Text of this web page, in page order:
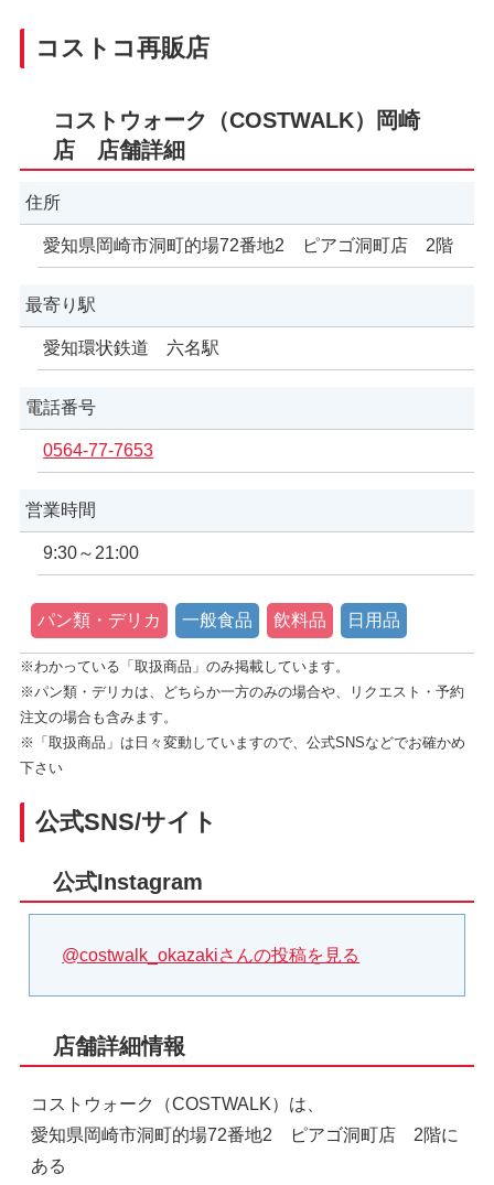
コストコ再販店
コストウォーク（COSTWALK）岡崎
店 店舗詳細
住所
愛知県岡崎市洞町的場72番地2 ピアゴ洞町店 2階
最寄り駅
愛知環状鉄道 六名駅
電話番号
0564-77-7653
営業時間
9:30～21:00
パン類・デリカ 一般食品 飲料品 日用品
※わかっている「取扱商品」のみ掲載しています。
※パン類・デリカは、どちらか一方のみの場合や、リクエスト・予約
注文の場合も含みます。
※「取扱商品」は日々変動していますので、公式SNSなどでお確かめ
下さい
公式SNS/サイト
公式Instagram
@costwalk_okazakiさんの投稿を見る
店舗詳細情報
コストウォーク（COSTWALK）は、
愛知県岡崎市洞町的場72番地2 ピアゴ洞町店 2階に
ある